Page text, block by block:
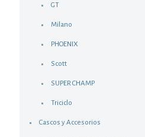
GT
Milano
PHOENIX
Scott
SUPER CHAMP
Triciclo
Cascos y Accesorios